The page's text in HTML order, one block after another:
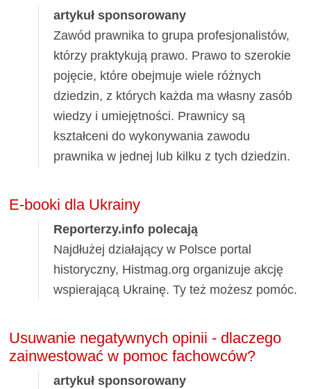
artykuł sponsorowany
Zawód prawnika to grupa profesjonalistów,
którzy praktykują prawo. Prawo to szerokie
pojęcie, które obejmuje wiele różnych
dziedzin, z których każda ma własny zasób
wiedzy i umiejętności. Prawnicy są
kształceni do wykonywania zawodu
prawnika w jednej lub kilku z tych dziedzin.
E-booki dla Ukrainy
Reporterzy.info polecają
Najdłużej działający w Polsce portal
historyczny, Histmag.org organizuje akcję
wspierającą Ukrainę. Ty też możesz pomóc.
Usuwanie negatywnych opinii - dlaczego
zainwestować w pomoc fachowców?
artykuł sponsorowany